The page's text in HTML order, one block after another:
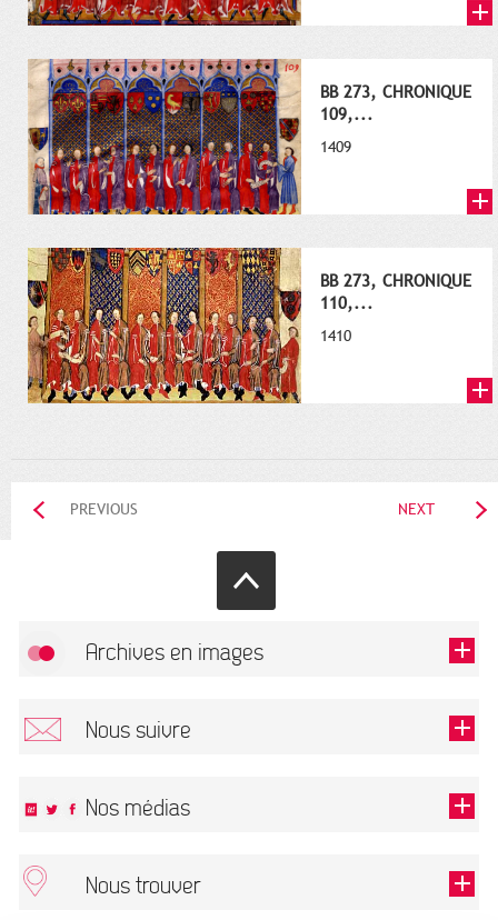
BB 273, CHRONIQUE
109,...
1409
BB 273, CHRONIQUE
110,...
1410
PREVIOUS NEXT
Archives en images
Nous suivre
This field is required.
Nos médias
Nous trouver